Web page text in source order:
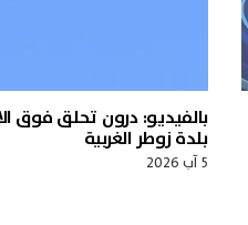
بالفيديو: درون تحلق فوق
بلدة زوطر الغربية
5 آب 2026